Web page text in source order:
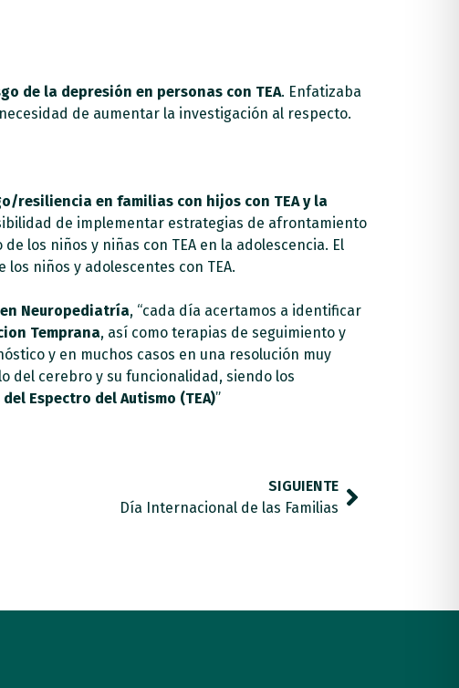
de la depresión en personas con TEA. Enfatizaba
de aumentar la investigación al respecto.
resiliencia en familias con hijos con TEA y la
de implementar estrategias de afrontamiento
los niños y niñas con TEA en la adolescencia. El
niños y adolescentes con TEA.
Neuropediatría, “cada día acertamos a identificar
Temprana, así como terapias de seguimiento y
y en muchos casos en una resolución muy
del cerebro y su funcionalidad, siendo los
Espectro del Autismo (TEA)”
SIGUIENTE
Día Internacional de las Familias